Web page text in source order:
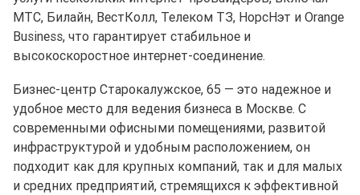
МТС, Билайн, ВестКолл, Телеком ТЗ, НорсНэт и Orange
Business, что гарантирует стабильное и
высокоскоростное интернет-соединение.
Бизнес-центр Старокалужское, 65 — это надежное и
удобное место для ведения бизнеса в Москве. С
современными офисными помещениями, развитой
инфраструктурой и удобным расположением, он
подходит как для крупных компаний, так и для малых
и средних предприятий, стремящихся к эффективной